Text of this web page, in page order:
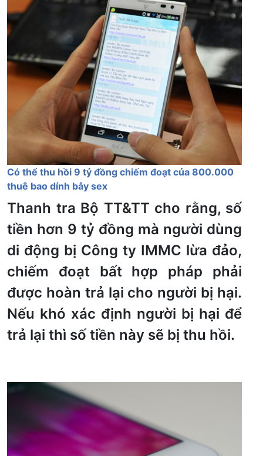
Có thể thu hồi 9 tỷ đồng chiếm đoạt của 800.000
thuê bao dính bẫy sex
Thanh tra Bộ TT&TT cho rằng, số
tiền hơn 9 tỷ đồng mà người dùng
di động bị Công ty IMMC lừa đảo,
chiếm đoạt bất hợp pháp phải
được hoàn trả lại cho người bị hại.
Nếu khó xác định người bị hại để
trả lại thì số tiền này sẽ bị thu hồi.